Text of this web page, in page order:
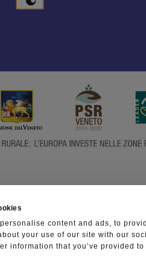
content and ads, to
your use of our site with our
information that you’ve provided
PRO LOCO LESSINIA -